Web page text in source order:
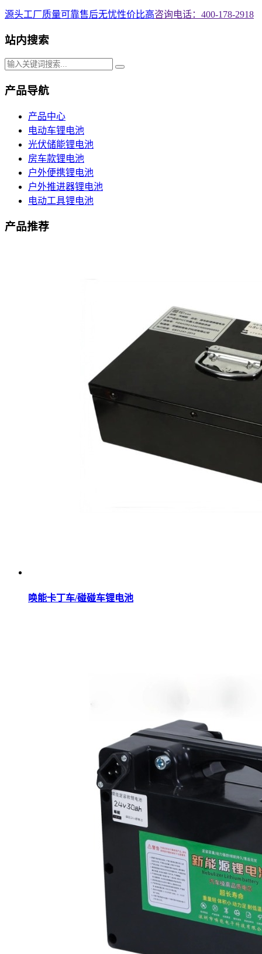
源头工厂质量可靠售后无忧性价比高咨询电话：400-178-2918
站内搜索
产品导航
产品中心
电动车锂电池
光伏储能锂电池
房车款锂电池
户外便携锂电池
户外推进器锂电池
电动工具锂电池
产品推荐
唤能卡丁车/碰碰车锂电池